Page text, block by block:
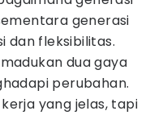
generasi
dan fleksibilitas.
dua gaya
perubahan.
yang jelas, tapi